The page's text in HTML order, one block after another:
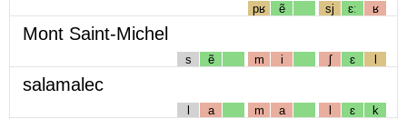
pʁ ẽ sj ɛː ʁ
Mont Saint-Michel
s ẽ m i ʃ ɛ l
salamalec
l a m a l ɛ k